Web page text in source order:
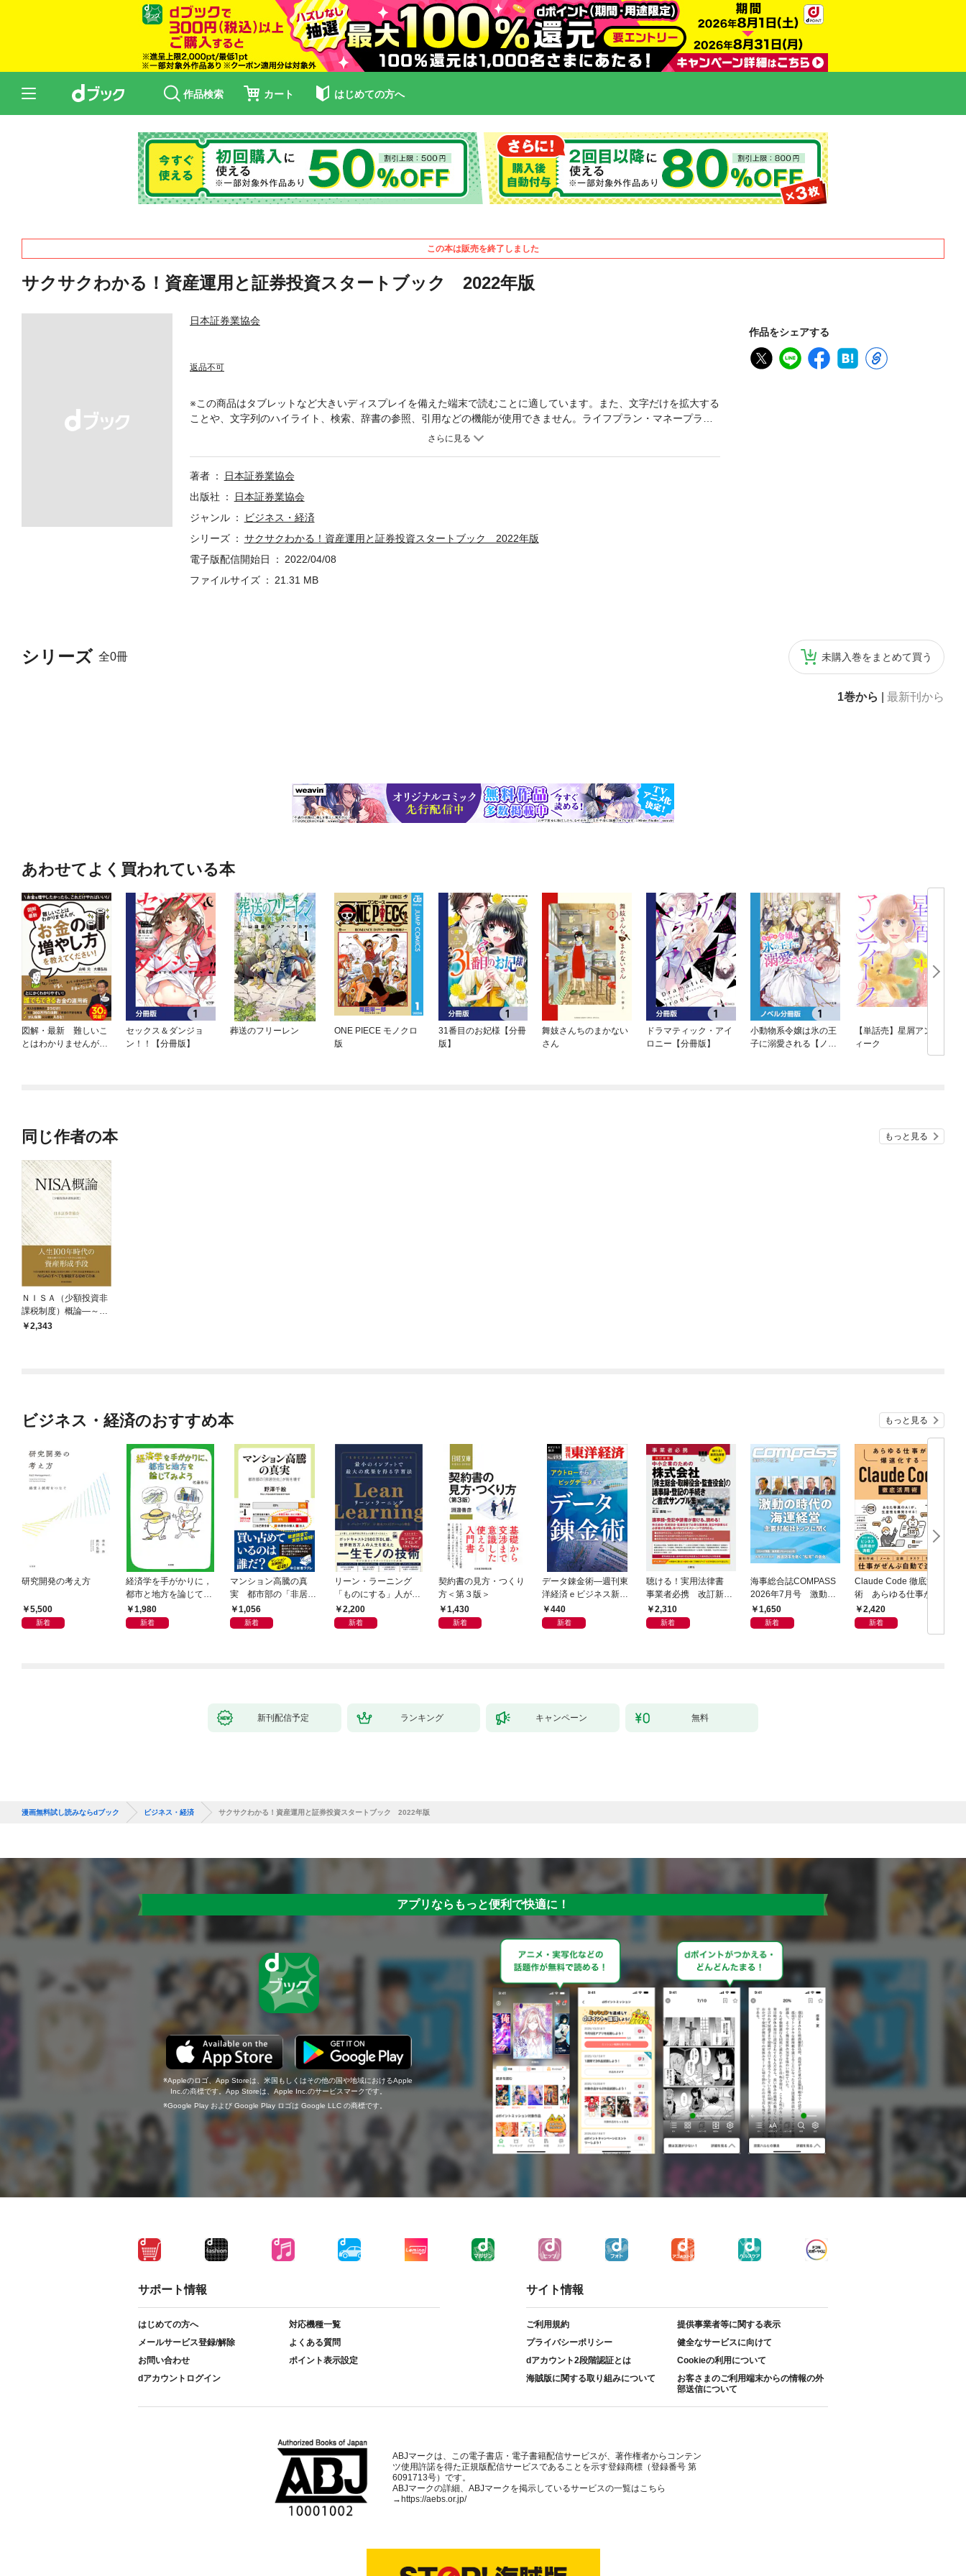
作品検索 カート はじめての方へ
この本は販売を終了しました
サクサクわかる！資産運用と証券投資スタートブック 2022年版
日本証券業協会
返品不可
作品をシェアする
シリーズ 全0冊 未購入巻をまとめて買う
1巻から 最新刊から
※この商品はタブレットなど大きいディスプレイを備えた端末で読むことに適しています。また、文字だけを拡大する
ことや、文字列のハイライト、検索、辞書の参照、引用などの機能が使用できません。ライフプラン・マネープラン
の大切さや証券投資を行うにあたっての心構え、株式・投資信託・債券の各種商品の特徴、具体的な情報収集や見方
融商品があるの？【応用編】株式／債券／投資信託【実践編】取引口座の開設と取引の流れ／各種税制について【制
度編】一般NISA・つみたてNISA・ジュニアNISA／確定拠出年金
著者
日本証券業協会
出版社
日本証券業協会
ジャンル
ビジネス・経済
シリーズ
サクサクわかる！資産運用と証券投資スタートブック 2022年版
電子版配信開始日
2022/04/08
ファイルサイズ
21.31 MB
あわせてよく買われている本
図解・最新 難しいこ
とはわかりませんが、
セックス＆ダンジョ
ン！！【分冊版】
葬送のフリーレン
ONE PIECE モノクロ
版
31番目のお妃様【分冊
版】
舞妓さんちのまかない
さん
ドラマティック・アイ
ロニー【分冊版】
小動物系令嬢は氷の王
子に溺愛される【ノベ
【単話売】星屑アンテ
ィーク
同じ作者の本 もっと見る
ＮＩＳＡ（少額投資非
課税制度）概論―～誕
生背景から今後の改善
2,343
ビジネス・経済のおすすめ本 もっと見る
研究開発の考え方
5,500
新着
経済学を手がかりに，
都市と地方を論じてみ
よう1,980
新着
マンション高騰の真
実 都市部の「非居住
化」が街を壊す
1,056
新着
リーン・ラーニング
「ものにする」人が自
然とやっている 最小の
インプットで最大の成
2,200
新着
契約書の見方・つくり
方＜第３版＞
1,430
新着
データ錬金術―週刊東
洋経済ｅビジネス新書
Ｎo.493
440
新着
聴ける！実用法律書
事業者必携 改訂新
版 中小企業のための
株式会社【株主総会・
2,310
新着
海事総合誌COMPASS
2026年7月号 激動の
時代の海運経営 主要
邦船社トップに聞く
1,650
新着
Claude Code 徹底活用
術 あらゆる仕事が爆
速化する
2,420
新着
新刊配信予定 ランキング キャンペーン 無料
漫画無料試し読みならdブック ビジネス・経済 サクサクわかる！資産運用と証券投資スタートブック 2022年版
アプリならもっと便利で快適に！
Appleのロゴ、App Storeは、米国もしくはその他の国や地域におけるApple
Inc.の商標です。App Storeは、Apple Inc.のサービスマークです。
Google Play および Google Play ロゴは Google LLC の商標です。
サポート情報
はじめての方へ
対応機種一覧
メールサービス登録/解除
よくある質問
お問い合わせ
ポイント表示設定
dアカウントログイン
サイト情報
ご利用規約
提供事業者等に関する表示
プライバシーポリシー
健全なサービスに向けて
dアカウント2段階認証とは
Cookieの利用について
海賊版に関する取り組みについて
お客さまのご利用端末からの情報の外
部送信について
ABJマークは、この電子書店・電子書籍配信サービスが、著作権者からコンテン
ツ使用許諾を得た正規版配信サービスであることを示す登録商標（登録番号 第
6091713号）です。
ABJマークの詳細、ABJマークを掲示しているサービスの一覧はこちら
→https://aebs.or.jp/